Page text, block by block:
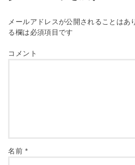
メールアドレスが公開されることはあ
る欄は必須項目です
コメント
名前 *